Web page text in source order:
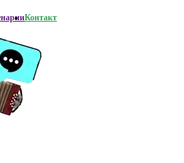
Контакт